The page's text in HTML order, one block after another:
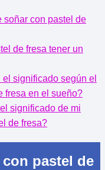
soñar con pastel de
de fresa tener un
significado según el
fresa en el sueño?
significado de mi
de fresa?
pastel de